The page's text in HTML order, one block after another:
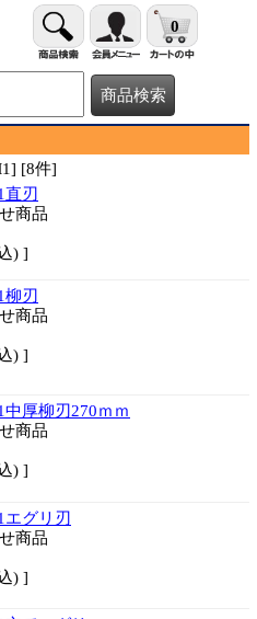
0
[8件]
刃
商品
) ]
刃
商品
) ]
厚柳刃270ｍｍ
商品
) ]
グリ刃
商品
) ]